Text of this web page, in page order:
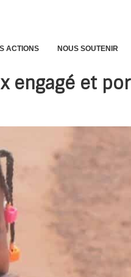
ACTIONS NOUS SOUTENIR
engagé et